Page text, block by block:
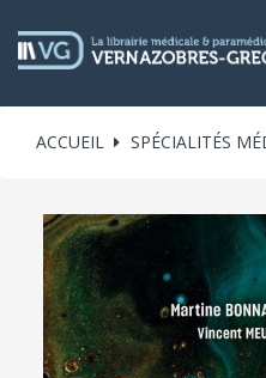
ACCUEIL SPÉCIALITÉS